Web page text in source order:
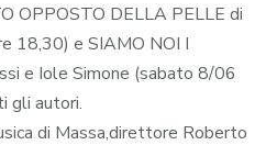
OPPOSTO DELLA PELLE di
18,30) e SIAMO NOI I
e Iole Simone (sabato 8/06
gli autori.
di Massa,direttore Roberto